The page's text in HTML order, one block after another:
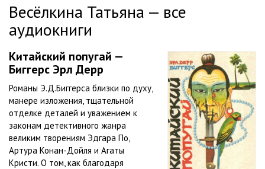
Весёлкина Татьяна — все
аудиокниги
Китайский попугай —
Биггерс Эрл Дерр
Романы Э.Д.Биггерса близки по духу,
манере изложения, тщательной
отделке деталей и уважением к
законам детективного жанра
великим творениям Эдгара По,
Артура Конан-Дойля и Агаты
Кристи. О том, как благодаря